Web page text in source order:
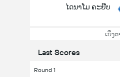
ໄດນາໂມ ຄະຢີບ
ເບິ່ງຕ
Last Scores
Round 1
ລວມປະຕູໃນເກ